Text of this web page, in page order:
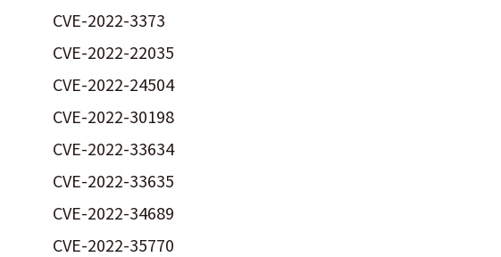
CVE-2022-3373
CVE-2022-22035
CVE-2022-24504
CVE-2022-30198
CVE-2022-33634
CVE-2022-33635
CVE-2022-34689
CVE-2022-35770